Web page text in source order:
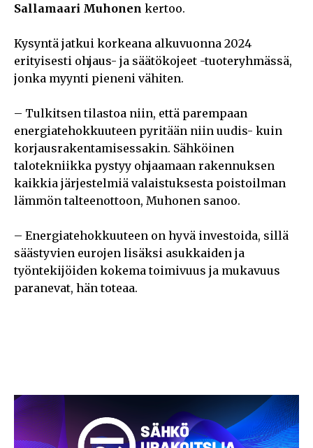
Sallamaari Muhonen kertoo.
Kysyntä jatkui korkeana alkuvuonna 2024
erityisesti ohjaus- ja säätökojeet -tuoteryhmässä,
jonka myynti pieneni vähiten.
– Tulkitsen tilastoa niin, että parempaan
energiatehokkuuteen pyritään niin uudis- kuin
korjausrakentamisessakin. Sähköinen
talotekniikka pystyy ohjaamaan rakennuksen
kaikkia järjestelmiä valaistuksesta poistoilman
lämmön talteenottoon, Muhonen sanoo.
– Energiatehokkuuteen on hyvä investoida, sillä
säästyvien eurojen lisäksi asukkaiden ja
työntekijöiden kokema toimivuus ja mukavuus
paranevat, hän toteaa.